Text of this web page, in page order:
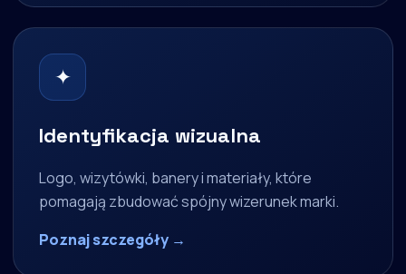
✦
Identyfikacja wizualna
Logo, wizytówki, banery i materiały, które
pomagają zbudować spójny wizerunek marki.
Poznaj szczegóły →